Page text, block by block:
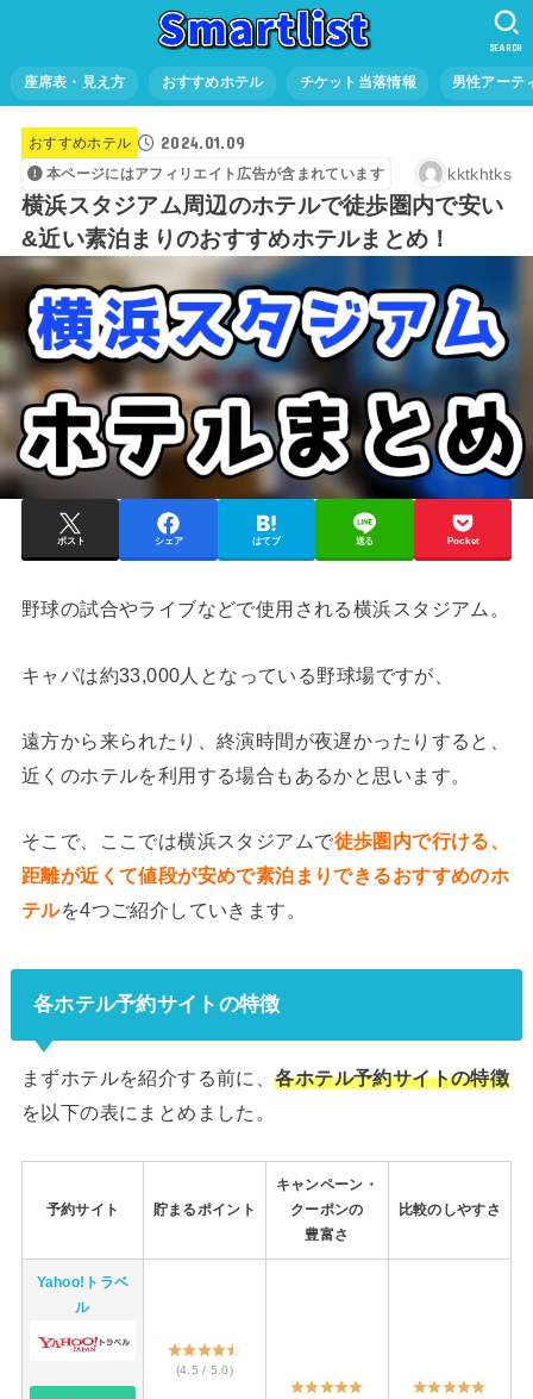
座席表・見え方 おすすめホテル チケット当落情報 男性アーテ
SEARCH
おすすめホテル 2024.01.09
本ページにはアフィリエイト広告が含まれています kktkhtks
横浜スタジアム周辺のホテルで徒歩圏内で安い
&近い素泊まりのおすすめホテルまとめ！
ポスト シェア はてブ 送る Pocket
野球の試合やライブなどで使用される横浜スタジアム。
キャパは約33,000人となっている野球場ですが、
遠方から来られたり、終演時間が夜遅かったりすると、
近くのホテルを利用する場合もあるかと思います。
そこで、ここでは横浜スタジアムで徒歩圏内で行ける、
距離が近くて値段が安めで素泊まりできるおすすめのホ
テルを4つご紹介していきます。
各ホテル予約サイトの特徴
まずホテルを紹介する前に、各ホテル予約サイトの特徴
を以下の表にまとめました。
予約サイト 貯まるポイント
キャンペーン・
クーポンの
豊富さ
比較のしやすさ
Yahoo!トラベ
ル
(4.5 / 5.0)